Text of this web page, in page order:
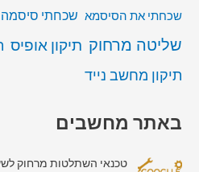
שכחתי את הסיסמא שכחתי
שליטה מרחוק תיקון אופיס
תיקון מחשב נייד
באתר מחשבים
טכנאי השתלטות מרחוק